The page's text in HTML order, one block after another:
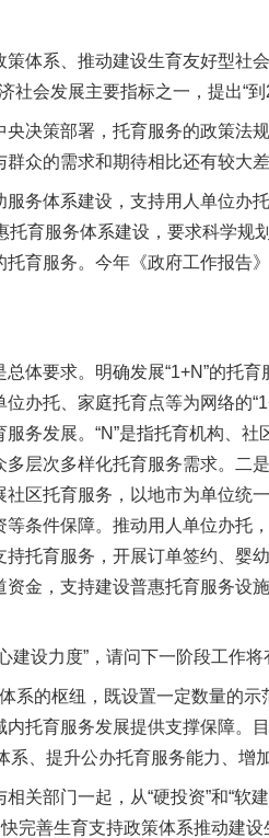
系、推动建设生育友好型社会
会发展主要指标之一，提出“到
策部署，托育服务的政策法规
众的需求和期待相比还有较大差
体系建设，支持用人单位办
育服务体系建设，要求科学规
育服务。今年《政府工作报告
要求。明确发展“1+N”的托育
办托、家庭托育点等为网络的
务发展。“N”是指托育机构、
层次多样化托育服务需求。二
区托育服务，以地市为单位统
条件保障。推动用人单位办托
托育服务，开展订单签约、婴
金，支持建设普惠托育服务设
设力度”，请问下一阶段工作将
的枢纽，既设置一定数量的示
托育服务发展提供支撑保障。
系、提升公办托育服务能力、增
部门一起，从“硬投资”和“软
完善生育支持政策体系推动建